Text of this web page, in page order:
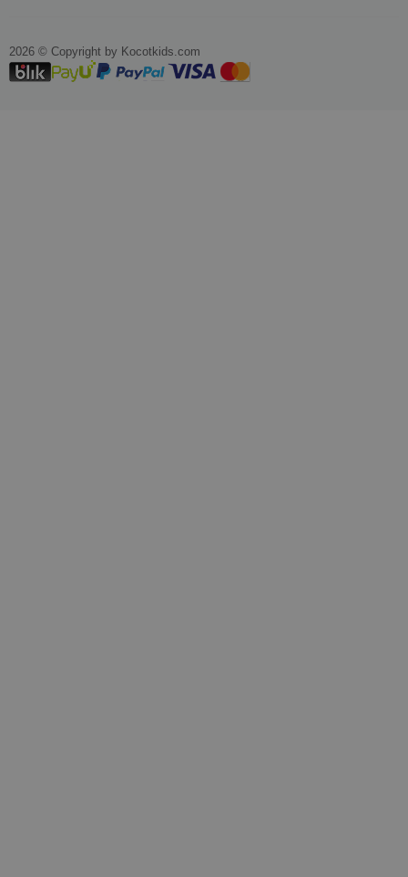
2026 © Copyright by kocotkids.com